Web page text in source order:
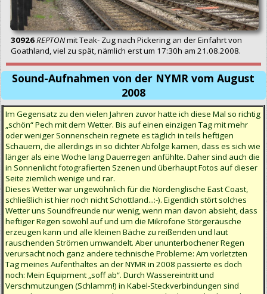
30926REPTONmit Teak- Zug nach Pickering an der Einfahrt von
Goathland, viel zu spät, nämlich erst um 17:30h am 21.08.2008.
Sound-Aufnahmen von der NYMR vom August
2008
Im Gegensatz zu den vielen Jahren zuvor hatte ich diese Mal so richtig
„schön“ Pech mit dem Wetter. Bis auf einen einzigen Tag mit mehr
oder weniger Sonnenschein regnete es täglich in teils heftigen
Schauern, die allerdings in so dichter Abfolge kamen, dass es sich wie
länger als eine Woche lang Dauerregen anfühlte. Daher sind auch die
in Sonnenlicht fotografierten Szenen und überhaupt Fotos auf dieser
Seite ziemlich wenige und rar.
Dieses Wetter war ungewöhnlich für die Nordenglische East Coast,
schließlich ist hier noch nicht Schottland...:-). Eigentlich stört solches
Wetter uns Soundfreunde nur wenig, wenn man davon absieht, dass
heftiger Regen sowohl auf und um die Mikrofone Störgeräusche
erzeugen kann und alle kleinen Bäche zu reißenden und laut
rauschenden Strömen umwandelt. Aber ununterbochener Regen
verursacht noch ganz andere technische Probleme: Am vorletzten
Tag meines Aufenthaltes an der NYMR in 2008 passierte es doch
noch: Mein Equipment „soff ab“. Durch Wassereintritt und
Verschmutzungen (Schlamm!) in Kabel-Steckverbindungen sind